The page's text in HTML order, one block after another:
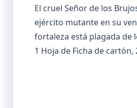
El cruel Señor de los
ejército mutante en su
fortaleza está plagada de
1 Hoja de Ficha de